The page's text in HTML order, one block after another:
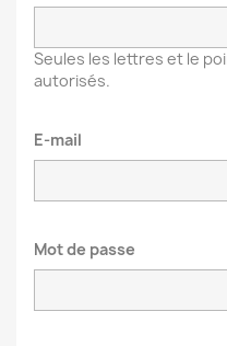
Seules les lettres et le
autorisés.
E-mail
Mot de passe